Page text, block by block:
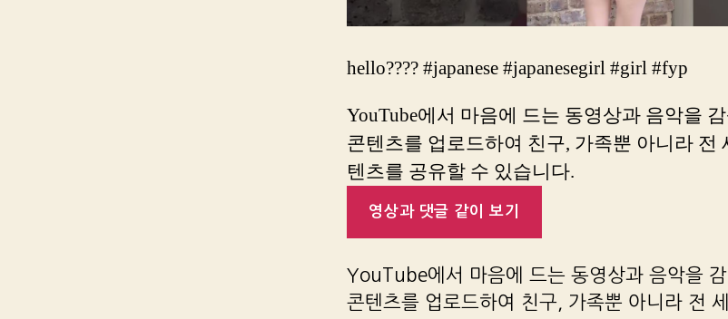
hello???? #japanese #japanesegirl #girl #fyp
YouTube에서 마음에 드는 동영상과 음악을
콘텐츠를 업로드하여 친구, 가족뿐 아니라 전
텐츠를 공유할 수 있습니다.
영상과 댓글 같이 보기
YouTube에서 마음에 드는 동영상과 음악을
콘텐츠를 업로드하여 친구, 가족뿐 아니라 전